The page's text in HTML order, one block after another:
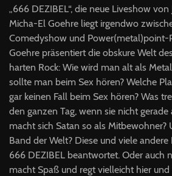
„666 DEZIBEL“, die neue Liveshow
Micha-El Goehre liegt irgendwo
Comedyshow und Power(metal)point-
Goehre präsentiert die obskure Welt
harten Rock: Wie wird man alt als
sollte man beim Sex hören? Welche
gar keinen Fall beim Sex hören? Was
den ganzen Tag, wenn sie nicht
macht sich Satan so als Mitbewohner?
Band der Welt? Diese und viele andere
666 DEZIBEL beantwortet. Oder auch
macht Spaß und regt vielleicht hier